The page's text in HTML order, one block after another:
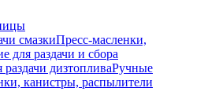
смазкиПресс-масленки,
для раздачи и сбора
дизтопливаРучные
канистры, распылители